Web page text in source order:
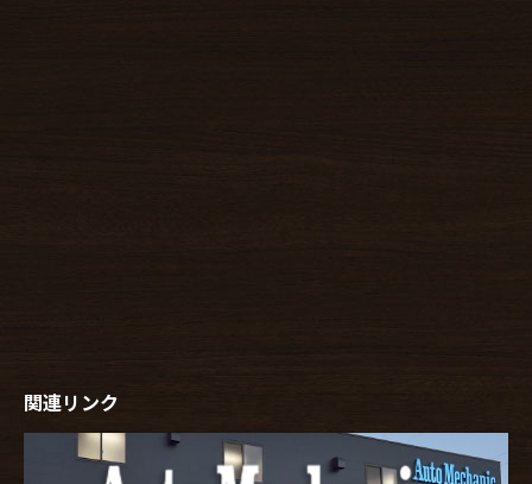
関連リンク